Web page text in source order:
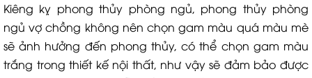
Kiêng kỵ phong thủy phòng ngủ, phong thủy phòng
ngủ vợ chồng không nên chọn gam màu quá màu mè
sẽ ảnh hưởng đến phong thủy, có thể chọn gam màu
trắng trong thiết kế nội thất, như vậy sẽ đảm bảo được